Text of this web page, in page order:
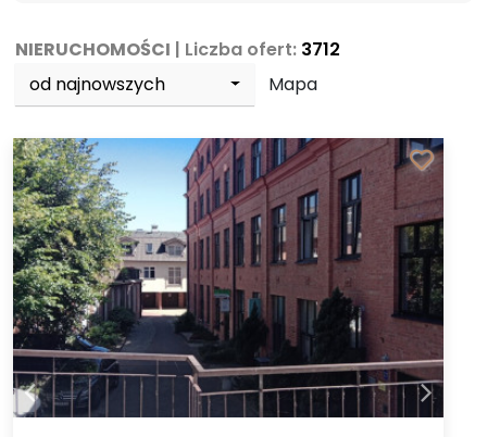
NIERUCHOMOŚCI | Liczba ofert: 3712
od najnowszych
Mapa